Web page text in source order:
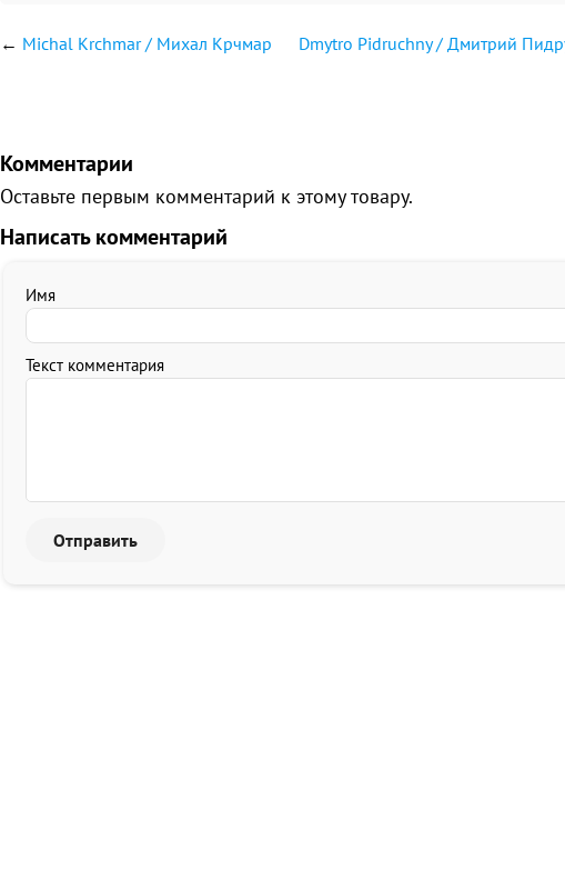
← Michal Krchmar / Михал Крчмар Dmytro Pidruchny / Дмитрий
Комментарии
Оставьте первым комментарий к этому товару.
Написать комментарий
Имя
Текст комментария